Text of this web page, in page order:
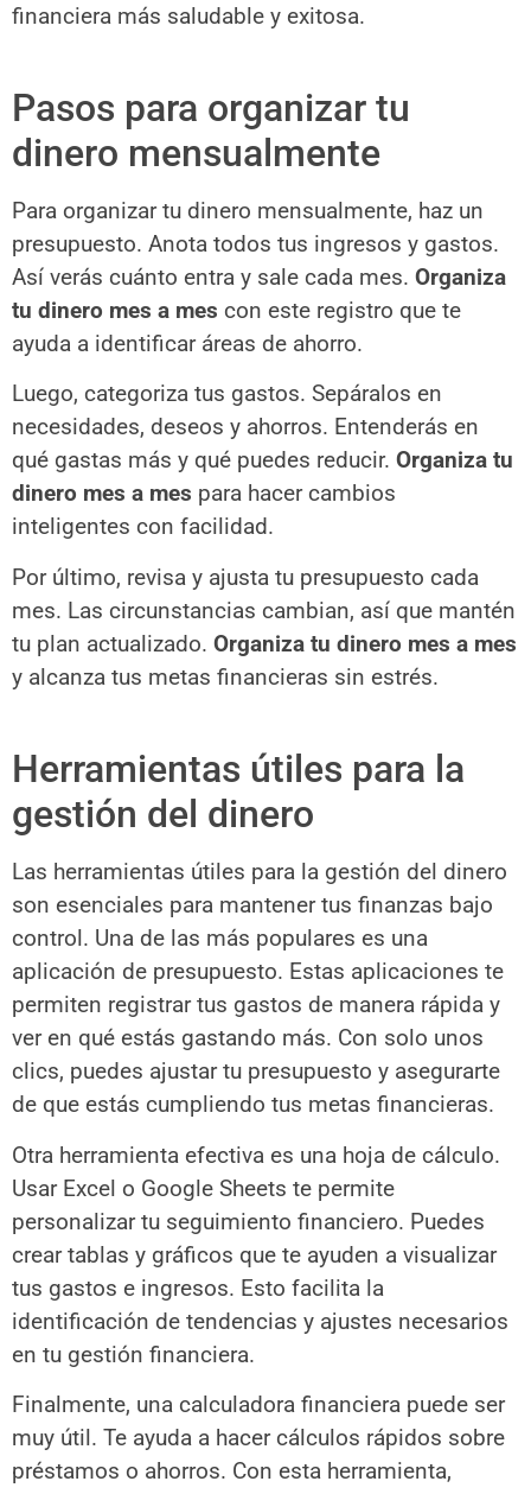
financiera más saludable y exitosa.
Pasos para organizar tu
dinero mensualmente
Para organizar tu dinero mensualmente, haz un
presupuesto. Anota todos tus ingresos y gastos.
Así verás cuánto entra y sale cada mes. Organiza
tu dinero mes a mes con este registro que te
ayuda a identificar áreas de ahorro.
Luego, categoriza tus gastos. Sepáralos en
necesidades, deseos y ahorros. Entenderás en
qué gastas más y qué puedes reducir. Organiza tu
dinero mes a mes para hacer cambios
inteligentes con facilidad.
Por último, revisa y ajusta tu presupuesto cada
mes. Las circunstancias cambian, así que mantén
tu plan actualizado. Organiza tu dinero mes a mes
y alcanza tus metas financieras sin estrés.
Herramientas útiles para la
gestión del dinero
Las herramientas útiles para la gestión del dinero
son esenciales para mantener tus finanzas bajo
control. Una de las más populares es una
aplicación de presupuesto. Estas aplicaciones te
permiten registrar tus gastos de manera rápida y
ver en qué estás gastando más. Con solo unos
clics, puedes ajustar tu presupuesto y asegurarte
de que estás cumpliendo tus metas financieras.
Otra herramienta efectiva es una hoja de cálculo.
Usar Excel o Google Sheets te permite
personalizar tu seguimiento financiero. Puedes
crear tablas y gráficos que te ayuden a visualizar
tus gastos e ingresos. Esto facilita la
identificación de tendencias y ajustes necesarios
en tu gestión financiera.
Finalmente, una calculadora financiera puede ser
muy útil. Te ayuda a hacer cálculos rápidos sobre
préstamos o ahorros. Con esta herramienta,